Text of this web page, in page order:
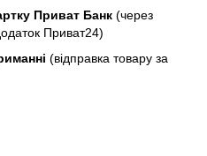
Приват Банк (через
Приват24)
(відправка товару за